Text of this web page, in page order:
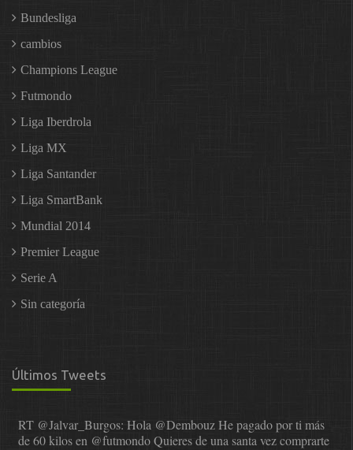
Bundesliga
cambios
Champions League
Futmondo
Liga Iberdrola
Liga MX
Liga Santander
Liga SmartBank
Mundial 2014
Premier League
Serie A
Sin categoría
Últimos Tweets
RT @Jalvar_Burgos: Hola @DembouzHe pagado por ti más
de 60 kilos en @futmondoQuieres de una santa vez comprarte